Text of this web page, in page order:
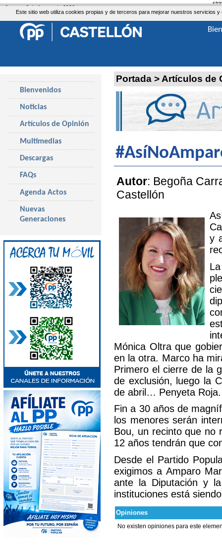
Este sitio web utiliza cookies propias y de terceros para mejorar nuestros servicios
Portada > Artículos de
Autor: Begoña
Castellón
y
Mónica Oltra que
en la otra. Marco ha
Primero el cierre de la
de exclusión, luego la
de abril… Penyeta Roja.
Fin a 30 años de
los menores serán
Bou, un recinto que no
12 años tendrán que
Desde el Partido
exigimos a Amparo
ante la Diputación y
instituciones está
Opiniones
No existen opiniones para este
Bienvenidos
Noticias
Artículos de Opinión
Multimedias
Descargas
FAQs
Agenda Actos
Nuevas
Generaciones
Jueves, 6 de Agosto de 2026